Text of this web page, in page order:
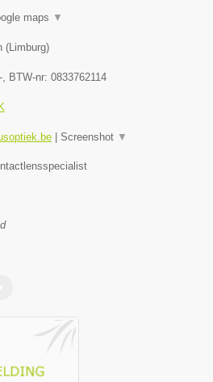
maps ▼
(Limburg)
-, BTW-nr: 0833762114
Screenshot ▼